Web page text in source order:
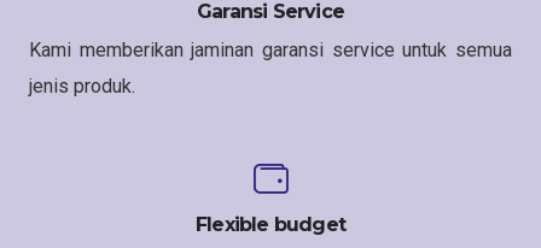
Garansi Service
Kami memberikan jaminan garansi service untuk semua
jenis produk.
Flexible budget